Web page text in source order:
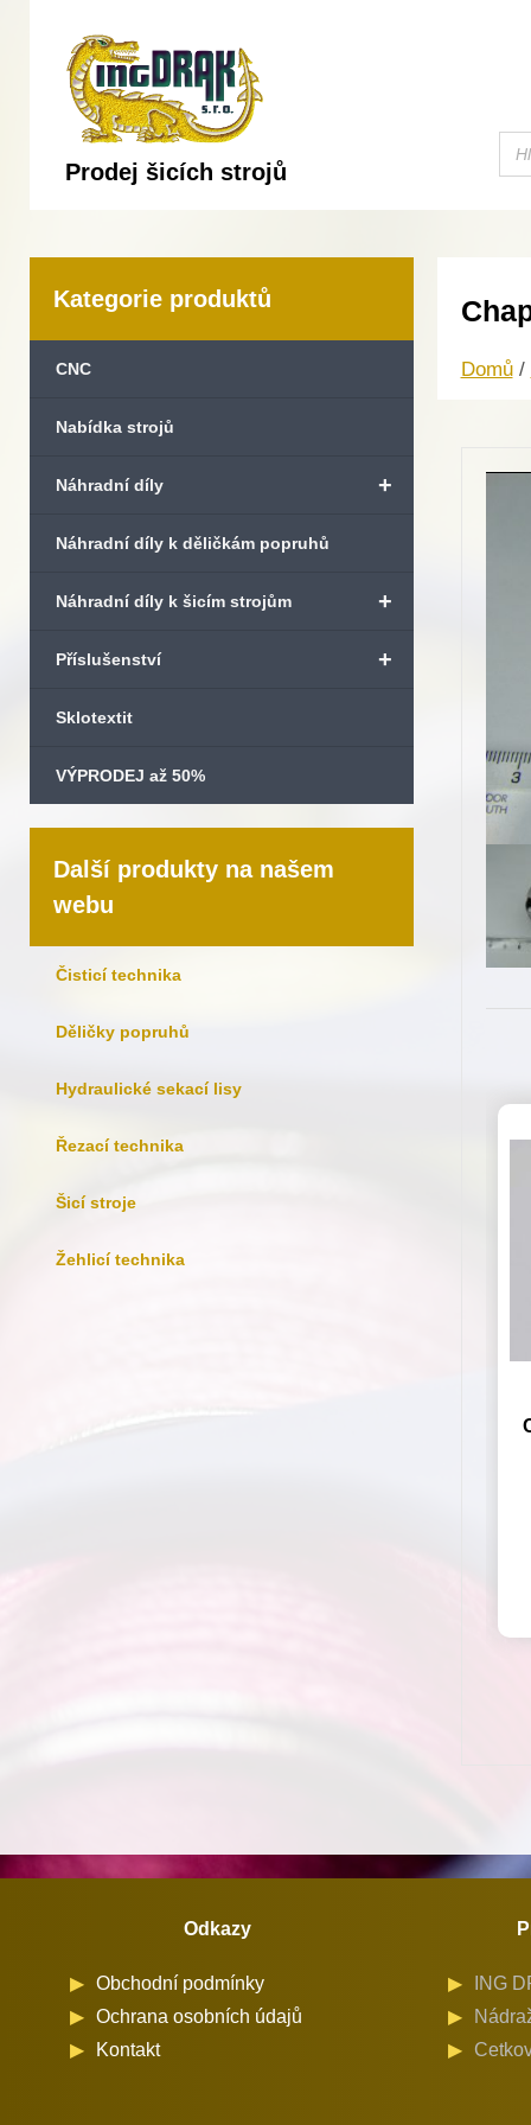
Prodej šicích strojů
Kategorie produktů
CNC
Nabídka strojů
+
Náhradní díly
Náhradní díly k děličkám popruhů
+
Náhradní díly k šicím strojům
+
Příslušenství
Sklotextit
VÝPRODEJ až 50%
Další produkty na našem
webu
Čisticí technika
Děličky popruhů
Hydraulické sekací lisy
Řezací technika
Šicí stroje
Žehlicí technika
Domů/
Odkazy
Obchodní podmínky
Ochrana osobních údajů
Kontakt
ING